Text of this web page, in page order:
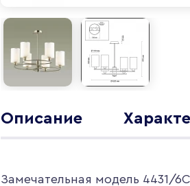
Описание
Замечательная модель 4431/